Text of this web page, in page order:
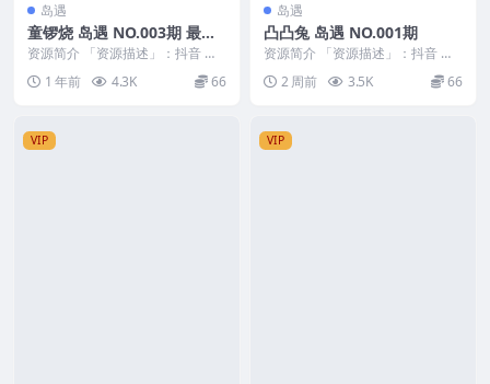
岛遇
童锣烧 岛遇 NO.003期 最新
至：2025.7.4
资源简介 「资源描述」：抖音 童
锣烧 岛遇 NO.003期 【37P7V】最
新至...1 年前 4.3K 66
岛遇
凸凸兔 岛遇 NO.001期
资源简介 「资源描述」：抖音 凸
凸兔 岛遇 NO.001期 【17P14V】
「...2 周前 3.5K 66
VIP VIP